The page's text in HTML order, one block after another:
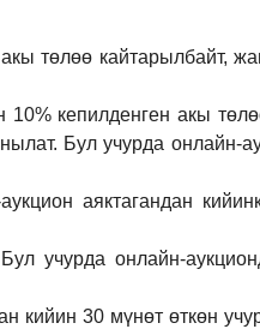
төлөө кайтарылбайт,
10% кепилденген акы
Бул учурда онлайн-
аяктагандан
Бул учурда онлайн-
кийин 30 мүнөт өткөн